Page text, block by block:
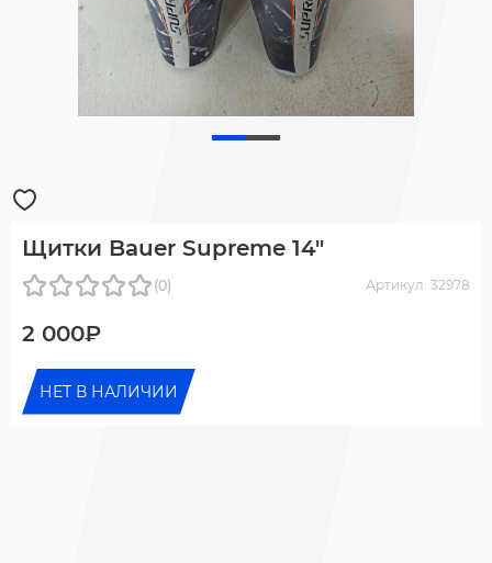
Щитки Bauer Supreme 14"
(0) Артикул: 32978
2 000₽
НЕТ В НАЛИЧИИ